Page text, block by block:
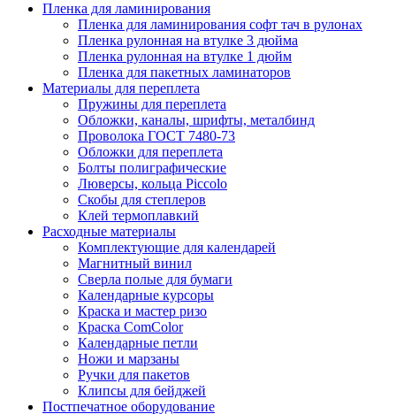
Пленка для ламинирования
Пленка для ламинирования софт тач в рулонах
Пленка рулонная на втулке 3 дюйма
Пленка рулонная на втулке 1 дюйм
Пленка для пакетных ламинаторов
Материалы для переплета
Пружины для переплета
Обложки, каналы, шрифты, металбинд
Проволока ГОСТ 7480-73
Обложки для переплета
Болты полиграфические
Люверсы, кольца Piccolo
Скобы для степлеров
Клей термоплавкий
Расходные материалы
Комплектующие для календарей
Магнитный винил
Сверла полые для бумаги
Календарные курсоры
Краска и мастер ризо
Краска ComColor
Календарные петли
Ножи и марзаны
Ручки для пакетов
Клипсы для бейджей
Постпечатное оборудование